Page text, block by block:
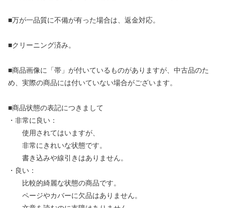
■万が一品質に不備が有った場合は、返金対応。
■クリーニング済み。
■商品画像に「帯」が付いているものがありますが、中古品のた
め、実際の商品には付いていない場合がございます。
■商品状態の表記につきまして
・非常に良い：
使用されてはいますが、
非常にきれいな状態です。
書き込みや線引きはありません。
・良い：
比較的綺麗な状態の商品です。
ページやカバーに欠品はありません。